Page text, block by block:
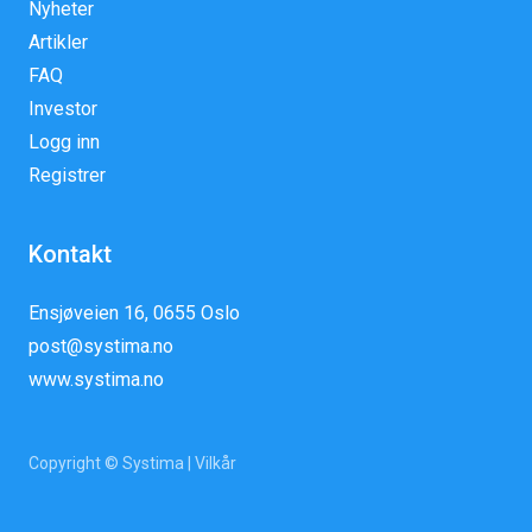
Nyheter
Artikler
FAQ
Investor
Logg inn
Registrer
Kontakt
Ensjøveien 16, 0655 Oslo
post@systima.no
www.systima.no
Copyright © Systima | Vilkår